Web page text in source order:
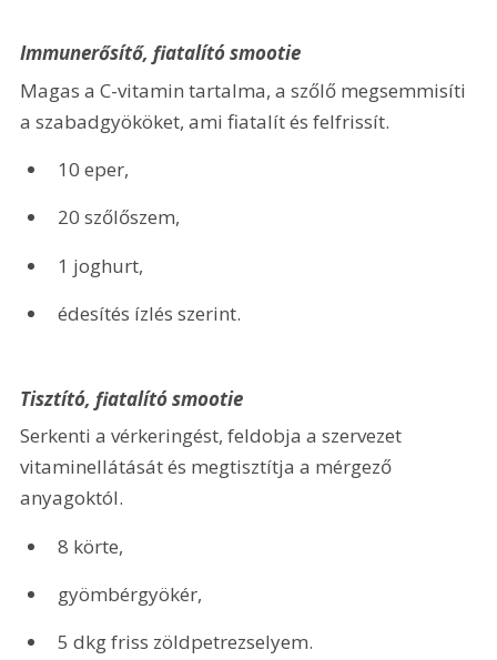
Immunerősítő, fiatalító smootie
Magas a C-vitamin tartalma, a szőlő megsemmisíti
a szabadgyököket, ami fiatalít és felfrissít.
10 eper,
20 szőlőszem,
1 joghurt,
édesítés ízlés szerint.
Tisztító, fiatalító smootie
Serkenti a vérkeringést, feldobja a szervezet
vitaminellátását és megtisztítja a mérgező
anyagoktól.
8 körte,
gyömbérgyökér,
5 dkg friss zöldpetrezselyem.